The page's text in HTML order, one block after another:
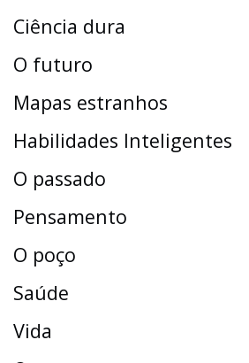
Ciência dura
O futuro
Mapas estranhos
Habilidades Inteligentes
O passado
Pensamento
O poço
Saúde
Vida